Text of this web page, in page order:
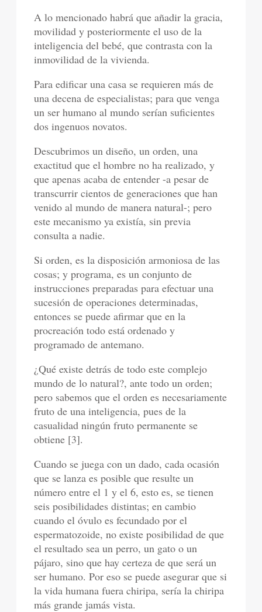
A lo mencionado habrá que añadir la gracia,
movilidad y posteriormente el uso de la
inteligencia del bebé, que contrasta con la
inmovilidad de la vivienda.
Para edificar una casa se requieren más de
una decena de especialistas; para que venga
un ser humano al mundo serían suficientes
dos ingenuos novatos.
Descubrimos un diseño, un orden, una
exactitud que el hombre no ha realizado, y
que apenas acaba de entender -a pesar de
transcurrir cientos de generaciones que han
venido al mundo de manera natural-; pero
este mecanismo ya existía, sin previa
consulta a nadie.
Si orden, es la disposición armoniosa de las
cosas; y programa, es un conjunto de
instrucciones preparadas para efectuar una
sucesión de operaciones determinadas,
entonces se puede afirmar que en la
procreación todo está ordenado y
programado de antemano.
¿Qué existe detrás de todo este complejo
mundo de lo natural?, ante todo un orden;
pero sabemos que el orden es necesariamente
fruto de una inteligencia, pues de la
casualidad ningún fruto permanente se
obtiene [3].
Cuando se juega con un dado, cada ocasión
que se lanza es posible que resulte un
número entre el 1 y el 6, esto es, se tienen
seis posibilidades distintas; en cambio
cuando el óvulo es fecundado por el
espermatozoide, no existe posibilidad de que
el resultado sea un perro, un gato o un
pájaro, sino que hay certeza de que será un
ser humano. Por eso se puede asegurar que si
la vida humana fuera chiripa, sería la chiripa
más grande jamás vista.